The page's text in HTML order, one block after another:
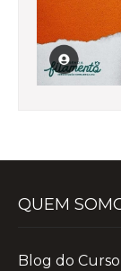
QUEM
Blog do